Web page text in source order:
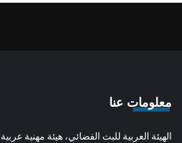
معلومات عنا
الهيئة العربية للبث الفضائي، هيئة مهنية